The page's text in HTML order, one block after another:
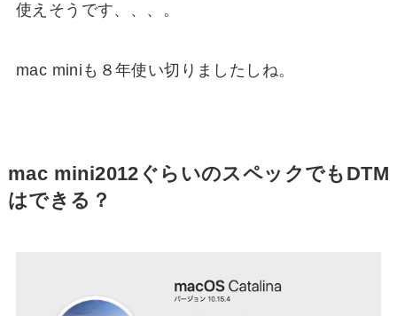
使えそうです、、、。
mac miniも８年使い切りましたしね。
mac mini2012ぐらいのスペックでもDTM
はできる？